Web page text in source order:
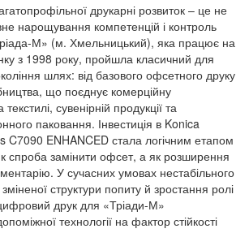
друкарні розвиток – це не
нарощування компетенцій і контроль
М» (м. Хмельницький), яка працює на
з 1998 року, пройшла класичний для
шлях: від базового офсетного друку
що поєднує комерційну
сувенірній продукції та
паковання. Інвестиція в Konica
C7090 ENHANCED стала логічним етапом
спроба замінити офсет, а як розширення
У сучасних умовах нестабільного
структури попиту й зростання ролі
друк для «Тріади-М»
технології на фактор стійкості